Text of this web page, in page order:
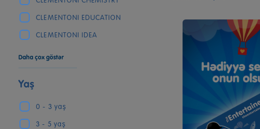
CLEMENTONI EDUCATION
CLEMENTONI IDEA
Daha çox göstər
Yaş
0 - 3 yaş
3 - 5 yaş